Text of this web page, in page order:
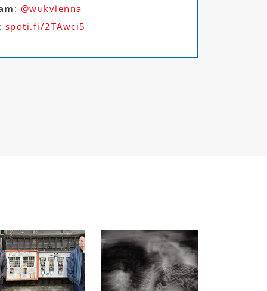
: @wukvienna
: spoti.fi/2TAwci5